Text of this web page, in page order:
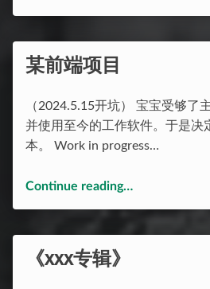
某前端项目
（2024.5.15开坑） 宝宝受够了
并使用至今的工作软件。于是决
本。 Work in progress…
Continue reading“某前端项目”…
《xxx专辑》